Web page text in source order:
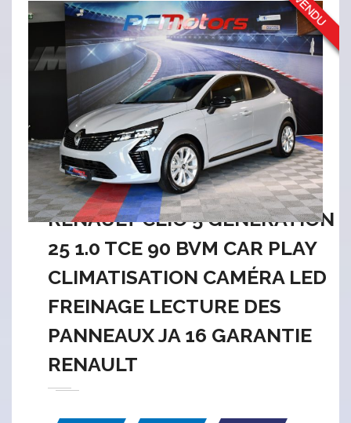
RENAULT CLIO 5 GÉNÉRATION
25 1.0 TCE 90 BVM CAR PLAY
CLIMATISATION CAMÉRA LED
FREINAGE LECTURE DES
PANNEAUX JA 16 GARANTIE
RENAULT